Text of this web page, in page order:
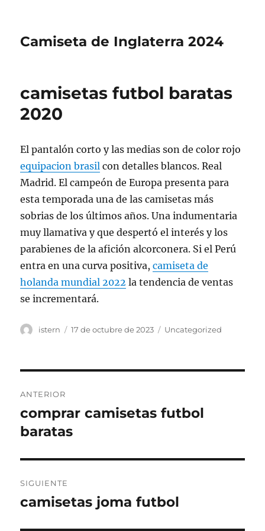
Camiseta de Inglaterra 2024
camisetas futbol baratas
2020
El pantalón corto y las medias son de color rojo
equipacion brasil con detalles blancos. Real
Madrid. El campeón de Europa presenta para
esta temporada una de las camisetas más
sobrias de los últimos años. Una indumentaria
muy llamativa y que despertó el interés y los
parabienes de la afición alcorconera. Si el Perú
entra en una curva positiva,camiseta de
holanda mundial 2022 la tendencia de ventas
se incrementará.
Autor
istern
Publicado
17 de octubre de 2023 Categorías
Uncategorized
de
entradas
ANTERIOR
Entrada
anterior:
comprar camisetas futbol
baratas
SIGUIENTE
Entrada
camisetas joma futbol